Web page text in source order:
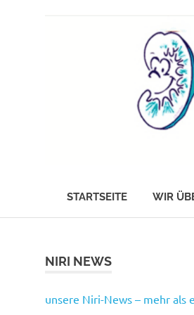
nephrokids
Nordrhein-
Westafalen
STARTSEITE WIR
NIRI NEWS
unsere Niri-News – mehr als